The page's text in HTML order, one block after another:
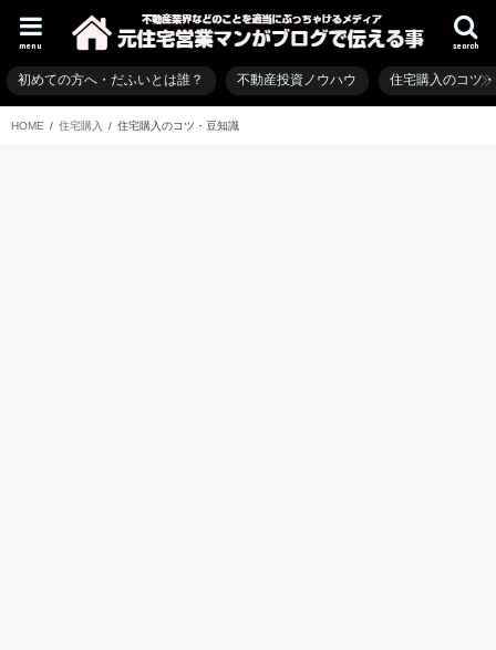
search
menu
初めての方へ・だふいとは誰？ 不動産投資ノウハウ 住宅購入のコツ
HOME 住宅購入 住宅購入のコツ・豆知識